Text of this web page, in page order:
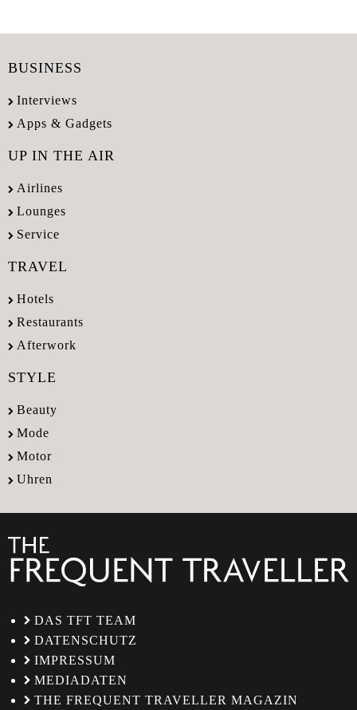
BUSINESS
Interviews
Apps & Gadgets
UP IN THE AIR
Airlines
Lounges
Service
TRAVEL
Hotels
Restaurants
Afterwork
STYLE
Beauty
Mode
Motor
Uhren
DAS TFT TEAM
DATENSCHUTZ
IMPRESSUM
MEDIADATEN
THE FREQUENT TRAVELLER MAGAZIN